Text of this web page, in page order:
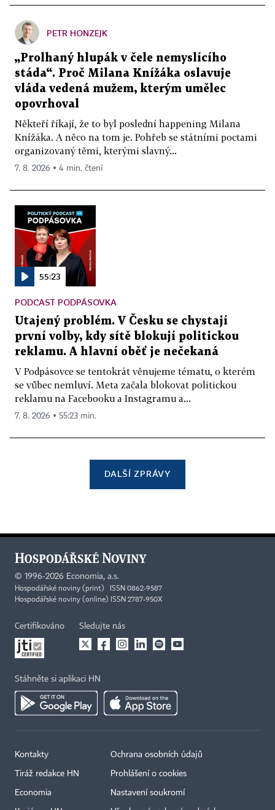
PETR HONZEJK
„Prolhaný hlupák v čele nemyslícího
stáda“. Proč Milana Knížáka oslavuje
vláda vedená mužem, kterým umělec
opovrhoval
Někteří říkají, že to byl poslední happening Milana
Knížáka. A něco na tom je. Pohřeb se státními poctami
organizovaný těmi, kterými slavný...
7. 8. 2026 ▪ 4 min. čtení
55:23
PODCAST PODPÁSOVKA
Utajený problém. V Česku se chystají
první volby, kdy sítě blokují politickou
reklamu. A hlavní oběť je nečekaná
V Podpásovce se tentokrát věnujeme tématu, o kterém
se vůbec nemluví. Meta začala blokovat politickou
reklamu na Facebooku a Instagramu a...
7. 8. 2026 ▪ 55:23 min.
DALŠÍ ZPRÁVY
© 1996-2026 Economia, a.s.
Hospodářské noviny (print) ISSN 0862-9587
Hospodářské noviny (online) ISSN 2787-950X
Certifikováno Sledujte nás
Stáhněte si aplikaci HN
Kontakty
Tiráž redakce HN
Economia
Ochrana osobních údajů
Prohlášení o cookies
Nastavení soukromí